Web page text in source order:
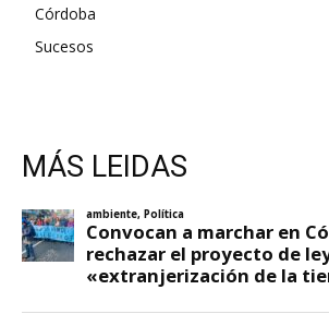
Córdoba
Sucesos
MÁS LEIDAS